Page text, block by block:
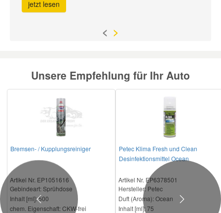
jetzt lesen
< >
Unsere Empfehlung für Ihr Auto
Bremsen- / Kupplungsreiniger
Artikel Nr. EP1051616
Gebindeart:Sprühdose
Inhalt [ml]:500
chem. Eigenschaft:CKW-frei
Petec Klima Fresh und Clean
Desinfektionsmittel Ocean
Artikel Nr. EP6378501
Hersteller: Petec
Duft (Aroma):Ocean
Inhalt [ml]:75
Previous Next